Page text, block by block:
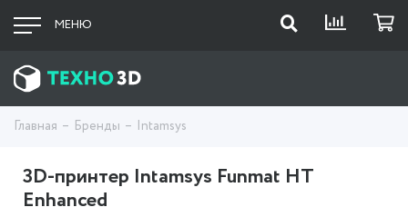
МЕНЮ
Главная Бренды Intamsys
3D-принтер Intamsys Funmat HT
Enhanced